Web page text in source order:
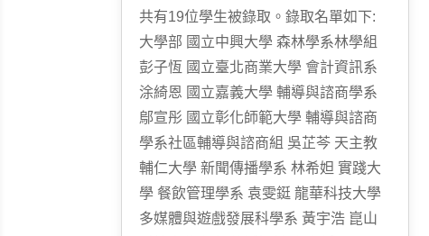
共有19位學生被錄取。錄取名單如下:
大學部 國立中興大學 森林學系林學組
彭子恆 國立臺北商業大學 會計資訊系
涂綺恩 國立嘉義大學 輔導與諮商學系
鄔宣彤 國立彰化師範大學 輔導與諮商
學系社區輔導與諮商組 吳芷芩 天主教
輔仁大學 新聞傳播學系 林希妲 實踐大
學 餐飲管理學系 袁雯鋌 龍華科技大學
多媒體與遊戲發展科學系 黃宇浩 崑山